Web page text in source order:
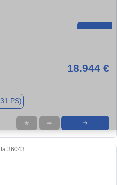
18.944 €
PS)
★ ➦ ➜